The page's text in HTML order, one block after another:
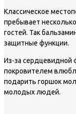
Классическое
пребывает
гостей. Так
защитные функции.
Из-за сердцевидной
покровителем
подарить горшок
молодых людей.